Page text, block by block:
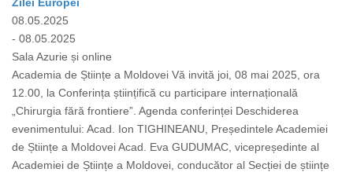
08.05.2025
- 08.05.2025
Sala Azurie și online
Academia de Științe a Moldovei Vă invită joi, 08 mai 2025, ora
12.00, la Conferința științifică cu participare internațională
„Chirurgia fără frontiere”. Agenda conferinței Deschiderea
evenimentului: Acad. Ion TIGHINEANU, Președintele Academiei
de Științe a Moldovei Acad. Eva GUDUMAC, vicepreședinte al
Academiei de Științe a Moldovei, conducător al Secției de științe